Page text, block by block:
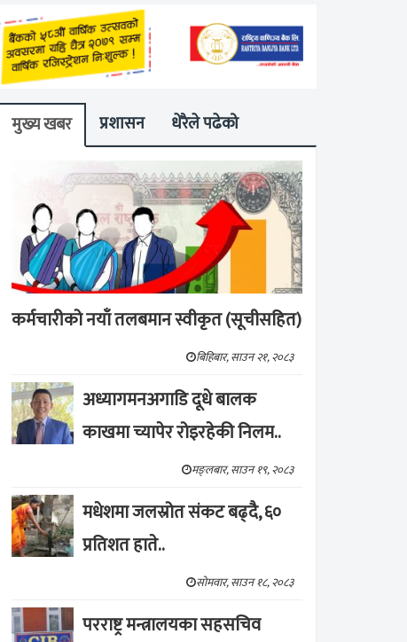
मुख्य खबर प्रशासन धेरैले पढेको
कर्मचारीको नयाँ तलबमान स्वीकृत (सूचीसहित)
बिहिबार, साउन २१, २०८३
अध्यागमनअगाडि दूधे बालक
काखमा च्यापेर रोइरहेकी निलम..
मङ्लबार, साउन १९, २०८३
मधेशमा जलस्रोत संकट बढ्दै, ६०
प्रतिशत हाते..
सोमवार, साउन १८, २०८३
परराष्ट्र मन्त्रालयका सहसचिव